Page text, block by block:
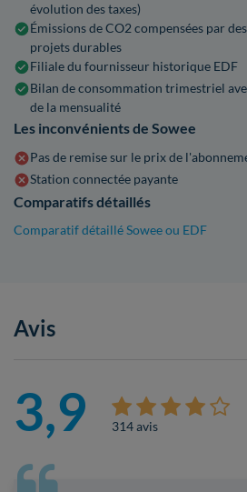
évolution des taxes)
Émissions de CO2 compensées par
projets durables
Filiale du fournisseur historique EDF
Bilan de consommation trimestriel
de la mensualité
Les inconvénients de Sowee
Pas de remise sur le prix de
Station connectée payante
Comparatifs détaillés
Comparatif détaillé Sowee ou EDF
Avis
3,9 314 avis